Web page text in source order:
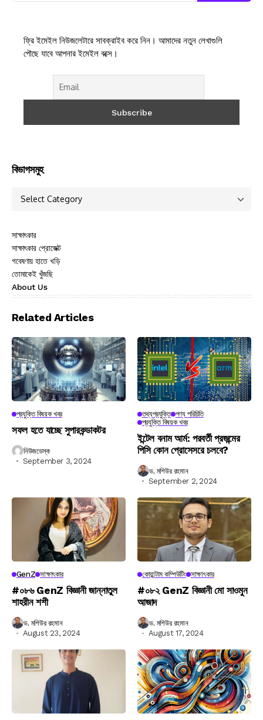
ফ্রি ইমেইল নিউজলেটারে সাবক্রাইব করে নিন। আমাদের নতুন লেখাগুলি
পৌছে যাবে আপনার ইমেইল বক্সে।
বিভাগসমুহ
সাক্ষাৎকার
সাক্ষাৎকার প্রোজেক্ট
গবেষণায় হাতে খড়ি
তোমাকেই খুঁজছি
About Us
Related Articles
প্রযুক্তি বিষয়ক খবর
সফল হতে যাচ্ছে সুপারকন্ডাকটর
নিউজডেস্ক
September 3, 2024
তথ্যপ্রযুক্তি পণ্য পরিচিতি
প্রযুক্তি বিষয়ক খবর
ইন্টেল বনাম আর্ম: পরবর্তী প্রজন্মের
পিসি কোন প্রোসেসরে চলবে?
ড. মশিউর রহমান
September 2, 2024
GenZ সাক্ষাৎকার
#০৮৬ GenZ বিজ্ঞানী জান্নাতুল
শাহরীন শশী
ড. মশিউর রহমান
August 23, 2024
কোয়ান্টাম কম্পিউটিং সাক্ষাৎকার
#০৮২ GenZ বিজ্ঞানী মো সাওমুন
আজাদ
ড. মশিউর রহমান
August 17, 2024